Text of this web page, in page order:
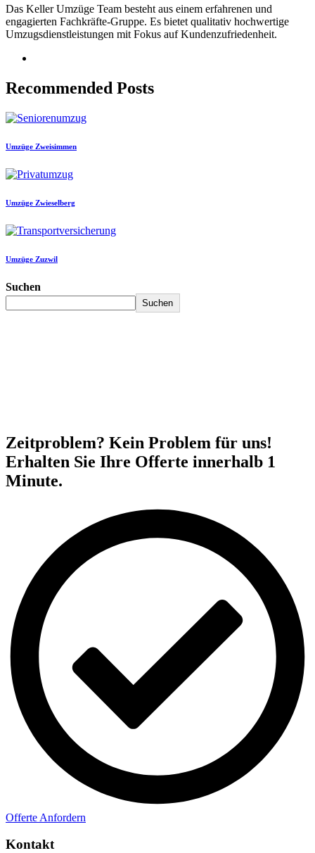
Das Keller Umzüge Team besteht aus einem erfahrenen und
engagierten Fachkräfte-Gruppe. Es bietet qualitativ hochwertige
Umzugsdienstleistungen mit Fokus auf Kundenzufriedenheit.
Recommended Posts
Umzüge Zweisimmen
Umzüge Zwieselberg
Umzüge Zuzwil
Suchen
Suchen
Zeitproblem? Kein Problem für uns!
Erhalten Sie Ihre Offerte innerhalb 1
Minute.
Offerte Anfordern
Kontakt